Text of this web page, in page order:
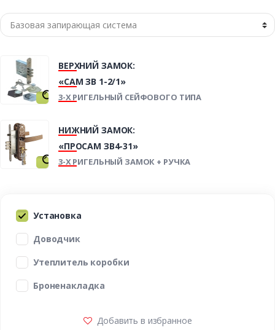
ВЕРХНИЙ ЗАМОК:
«САМ ЗВ 1-2/1»
3-Х РИГЕЛЬНЫЙ СЕЙФОВОГО ТИПА
НИЖНИЙ ЗАМОК:
«ПРОСАМ ЗВ4-31»
3-Х РИГЕЛЬНЫЙ ЗАМОК + РУЧКА
Установка
Доводчик
Утеплитель коробки
Броненакладка
Добавить в избранное